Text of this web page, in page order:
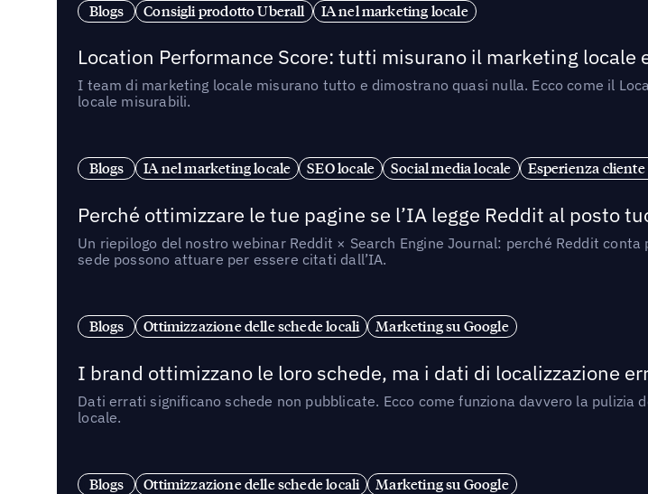
Blogs Consigli prodotto Uberall IA nel marketing locale
Location Performance Score: tutti misurano il marketing locale
I team di marketing locale misurano tutto e dimostrano quasi nulla. Ecco come il
locale misurabili.
Blogs IA nel marketing locale SEO locale Social media locale Esperienza cliente
Perché ottimizzare le tue pagine se l’IA legge Reddit al posto
Un riepilogo del nostro webinar Reddit × Search Engine Journal: perché Reddit
sede possono attuare per essere citati dall’IA.
Blogs Ottimizzazione delle schede locali Marketing su Google
I brand ottimizzano le loro schede, ma i dati di localizzazione
Dati errati significano schede non pubblicate. Ecco come funziona davvero la
locale.
Blogs Ottimizzazione delle schede locali Marketing su Google